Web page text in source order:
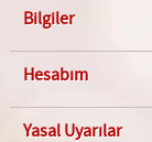
Bilgiler
Hesabım
Yasal Uyarılar